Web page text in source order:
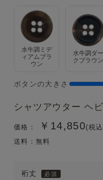
シャツアウター ヘ
価格： ￥14,850(税
送料：無料
裄丈
水牛調ミデ
ィアムブラ
ウン
水牛調ダー
クブラウン
ボタンの大きさ